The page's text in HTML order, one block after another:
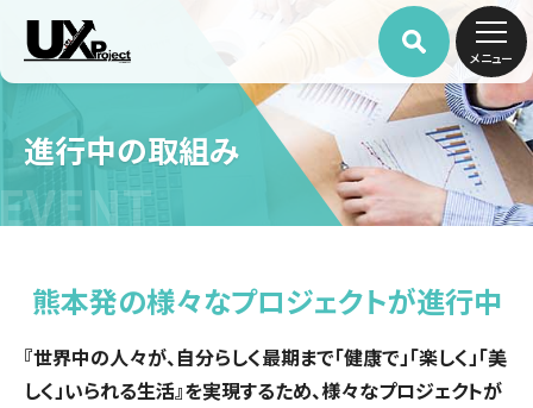
メニュー
進行中の取組み
熊本発の様々なプロジェクトが進行中
『世界中の人々が、自分らしく最期まで「健康で」「楽しく」「美
しく」いられる生活』を実現するため、様々なプロジェクトが